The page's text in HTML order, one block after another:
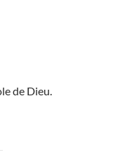
de Dieu.